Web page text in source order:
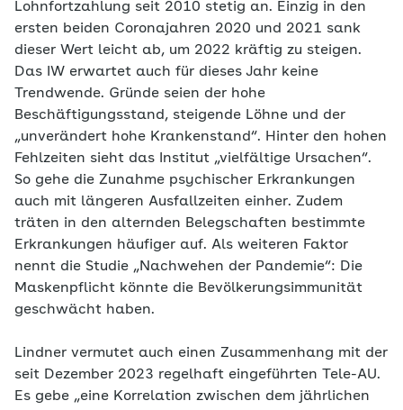
Lohnfortzahlung seit 2010 stetig an. Einzig in den
ersten beiden Coronajahren 2020 und 2021 sank
dieser Wert leicht ab, um 2022 kräftig zu steigen.
Das IW erwartet auch für dieses Jahr keine
Trendwende. Gründe seien der hohe
Beschäftigungsstand, steigende Löhne und der
„unverändert hohe Krankenstand“. Hinter den hohen
Fehlzeiten sieht das Institut „vielfältige Ursachen“.
So gehe die Zunahme psychischer Erkrankungen
auch mit längeren Ausfallzeiten einher. Zudem
träten in den alternden Belegschaften bestimmte
Erkrankungen häufiger auf. Als weiteren Faktor
nennt die Studie „Nachwehen der Pandemie“: Die
Maskenpflicht könnte die Bevölkerungsimmunität
geschwächt haben.
Lindner vermutet auch einen Zusammenhang mit der
seit Dezember 2023 regelhaft eingeführten Tele-AU.
Es gebe „eine Korrelation zwischen dem jährlichen